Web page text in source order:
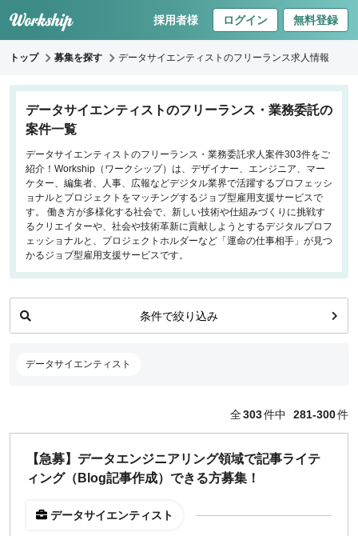
採用者様 ログイン 無料登録
トップ 募集を探す データサイエンティストのフリーランス求人情報
データサイエンティストのフリーランス・業務委託の
案件一覧
データサイエンティストのフリーランス・業務委託求人案件303件をご
紹介！Workship（ワークシップ）は、デザイナー、エンジニア、マー
ケター、編集者、人事、広報などデジタル業界で活躍するプロフェッシ
ョナルとプロジェクトをマッチングするジョブ型雇用支援サービスで
す。 働き方が多様化する社会で、新しい技術や仕組みづくりに挑戦す
るクリエイターや、社会や技術革新に貢献しようとするデジタルプロフ
ェッショナルと、プロジェクトホルダーなど「運命の仕事相手」が見つ
かるジョブ型雇用支援サービスです。
条件で絞り込み
データサイエンティスト
キーワードで探す
フロントエンドエンジニア
バックエンドエンジニア
インフラエンジニア
iOS/Androidアプリエンジニア
データサイエンティスト
リモートのみ
特徴
副業OK
全303件中 281-300件
【急募】データエンジニアリング領域で記事ライテ
ィング（Blog記事作成）できる方募集！
データサイエンティスト